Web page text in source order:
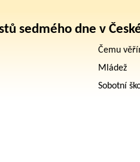
sedmého dne v
Čemu
Mládež
Sobotní